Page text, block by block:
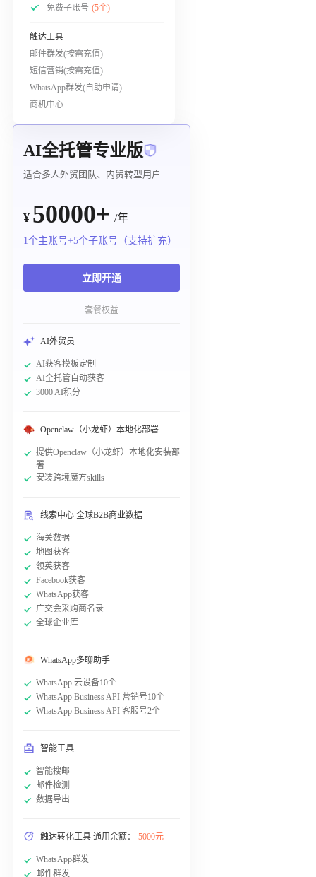
免费子账号 (5个)
触达工具
邮件群发(按需充值)
短信营销(按需充值)
WhatsApp群发(自助申请)
商机中心
AI全托管专业版
适合多人外贸团队、内贸转型用户
¥ 50000+ /年
1个主账号+5个子账号（支持扩充）
立即开通
套餐权益
AI外贸员
AI获客模板定制
AI全托管自动获客
3000 AI积分
Openclaw（小龙虾）本地化部署
提供Openclaw（小龙虾）本地化安装部
署
安装跨境魔方skills
线索中心 全球B2B商业数据
海关数据
地图获客
领英获客
Facebook获客
WhatsApp获客
广交会采购商名录
全球企业库
WhatsApp多聊助手
WhatsApp 云设备10个
WhatsApp Business API 营销号10个
WhatsApp Business API 客服号2个
智能工具
智能搜邮
邮件检测
数据导出
触达转化工具 通用余额： 5000元
WhatsApp群发
邮件群发